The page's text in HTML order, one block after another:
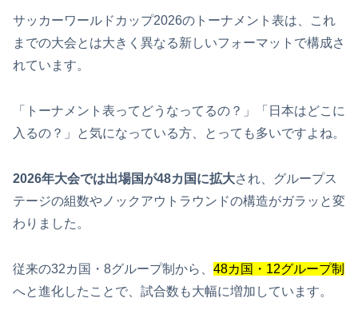
サッカーワールドカップ2026のトーナメント表は、これ
までの大会とは大きく異なる新しいフォーマットで構成さ
れています。
「トーナメント表ってどうなってるの？」「日本はどこに
入るの？」と気になっている方、とっても多いですよね。
2026年大会では出場国が48カ国に拡大され、グループス
テージの組数やノックアウトラウンドの構造がガラッと変
わりました。
従来の32カ国・8グループ制から、 48カ国・12グループ制
へと進化したことで、試合数も大幅に増加しています。